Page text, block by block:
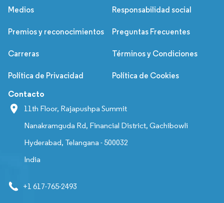
Medios Responsabilidad social
Premios y reconocimientos Preguntas Frecuentes
Carreras Términos y Condiciones
Política de Privacidad Política de Cookies
Contacto
11th Floor, Rajapushpa Summit
Nanakramguda Rd, Financial District, Gachibowli
Hyderabad, Telangana - 500032
India
+1 617-765-2493